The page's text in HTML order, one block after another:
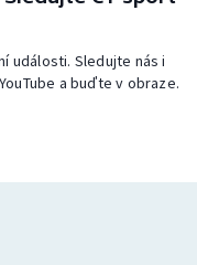
události. Sledujte nás i
a buďte v obraze.